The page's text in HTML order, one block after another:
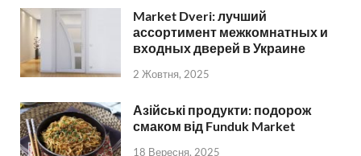
Market Dveri: лучший
ассортимент межкомнатных и
входных дверей в Украине
2 Жовтня, 2025
Азійські продукти: подорож
смаком від Funduk Market
18 Вересня, 2025